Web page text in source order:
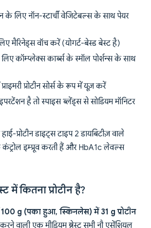
के लिए नॉन-स्टार्ची वेजिटेबल्स के साथ पेयर
मैरिनेड्स वॉच करें (योगर्ट-बेस्ड बेस्ट है)
कॉम्प्लेक्स कार्ब्स के स्मॉल पोर्शन्स के साथ
प्रोटीन सोर्स के रूप में यूज़ करें
है तो स्पाइस ब्लेंड्स से सोडियम मॉनिटर
हाई-प्रोटीन डाइट्स टाइप 2 डायबिटीज़ वाले
कंट्रोल इम्प्रूव करती हैं और HbA1c लेवल्स
में कितना प्रोटीन है?
100 g (पका हुआ, स्किनलेस) में 31 g प्रोटीन
वाली एक मीडियम ब्रेस्ट सभी नौ एसेंशियल